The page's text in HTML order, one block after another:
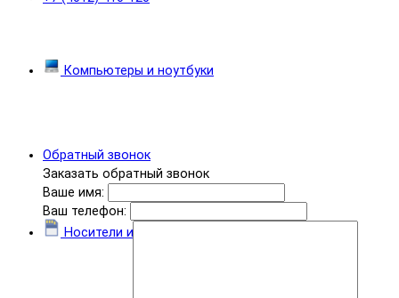
Обратный звонок
Заказать обратный звонок
Ваше имя:
Ваш телефон:
Компьютеры и ноутбуки
Носители информации